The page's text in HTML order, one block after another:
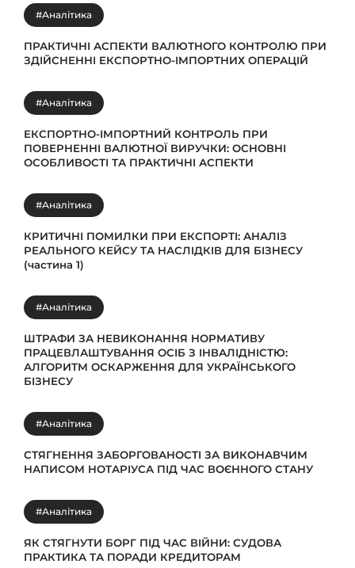
#Аналітика
ПРАКТИЧНІ АСПЕКТИ ВАЛЮТНОГО КОНТРОЛЮ ПРИ
ЗДІЙСНЕННІ ЕКСПОРТНО-ІМПОРТНИХ ОПЕРАЦІЙ
#Аналітика
ЕКСПОРТНО-ІМПОРТНИЙ КОНТРОЛЬ ПРИ
ПОВЕРНЕННІ ВАЛЮТНОЇ ВИРУЧКИ: ОСНОВНІ
ОСОБЛИВОСТІ ТА ПРАКТИЧНІ АСПЕКТИ
#Аналітика
КРИТИЧНІ ПОМИЛКИ ПРИ ЕКСПОРТІ: АНАЛІЗ
РЕАЛЬНОГО КЕЙСУ ТА НАСЛІДКІВ ДЛЯ БІЗНЕСУ
(частина 1)
#Аналітика
ШТРАФИ ЗА НЕВИКОНАННЯ НОРМАТИВУ
ПРАЦЕВЛАШТУВАННЯ ОСІБ З ІНВАЛІДНІСТЮ:
АЛГОРИТМ ОСКАРЖЕННЯ ДЛЯ УКРАЇНСЬКОГО
БІЗНЕСУ
#Аналітика
СТЯГНЕННЯ ЗАБОРГОВАНОСТІ ЗА ВИКОНАВЧИМ
НАПИСОМ НОТАРІУСА ПІД ЧАС ВОЄННОГО СТАНУ
#Аналітика
ЯК СТЯГНУТИ БОРГ ПІД ЧАС ВІЙНИ: СУДОВА
ПРАКТИКА ТА ПОРАДИ КРЕДИТОРАМ